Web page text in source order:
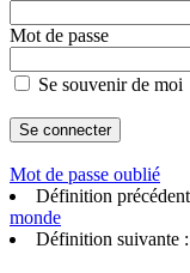
Mot de passe
Se souvenir de moi
Mot de passe oublié
Définition
monde
Définition suivante :